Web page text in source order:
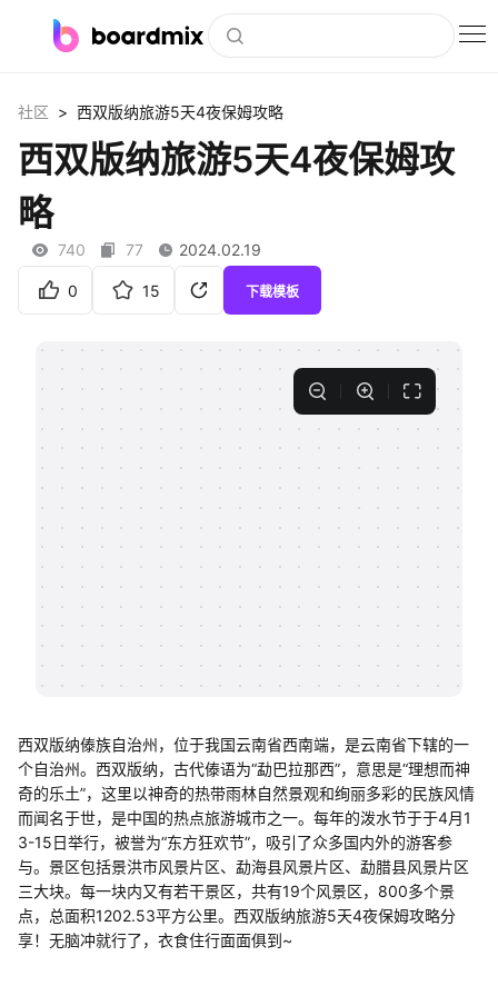
社区资源
企业服务
知识分享社区
社区 > 西双版纳旅游5天4夜保姆攻略
西双版纳旅游5天4夜保姆攻
略
740 77 2024.02.19
0 15 下载模板
西双版纳傣族自治州，位于我国云南省西南端，是云南省下辖的一
个自治州。西双版纳，古代傣语为“勐巴拉那西”，意思是“理想而神
奇的乐土”，这里以神奇的热带雨林自然景观和绚丽多彩的民族风情
而闻名于世，是中国的热点旅游城市之一。每年的泼水节于于4月1
3-15日举行，被誉为“东方狂欢节”，吸引了众多国内外的游客参
与。景区包括景洪市风景片区、勐海县风景片区、勐腊县风景片区
三大块。每一块内又有若干景区，共有19个风景区，800多个景
点，总面积1202.53平方公里。西双版纳旅游5天4夜保姆攻略分
享！无脑冲就行了，衣食住行面面俱到~